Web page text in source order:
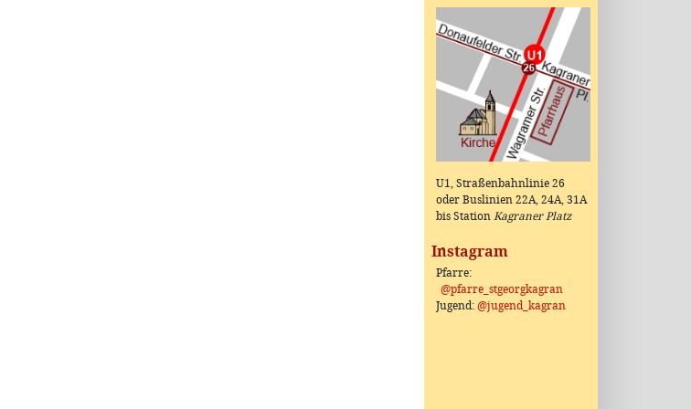
U1, Straßenbahnlinie 26
oder Buslinien 22A, 24A, 31A
bis Station Kagraner Platz
Instagram
Pfarre:
@pfarre_stgeorgkagran
Jugend: @jugend_kagran